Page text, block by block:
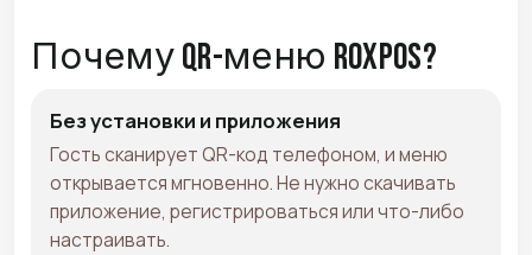
Почему QR-меню RoxPos?
Без установки и приложения
Гость сканирует QR-код телефоном, и меню
открывается мгновенно. Не нужно скачивать
приложение, регистрироваться или что-либо
настраивать.